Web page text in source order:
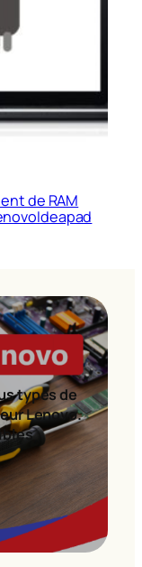
de RAM
types de
Lenovo.